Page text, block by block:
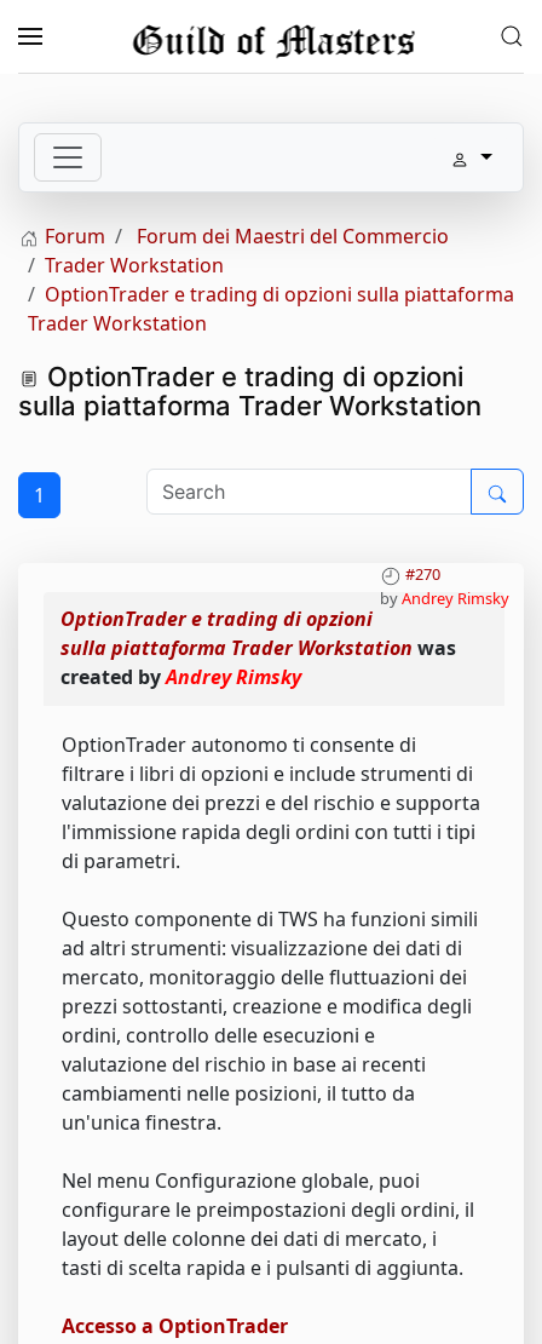
Skip to main content
Forum
Forum dei Maestri del Commercio
Trader Workstation
OptionTrader e trading di opzioni sulla piattaforma
Trader Workstation
OptionTrader e trading di opzioni
sulla piattaforma Trader Workstation
1
#270
byAndrey Rimsky
OptionTrader e trading di opzioni
sulla piattaforma Trader Workstation was
created byAndrey Rimsky
OptionTrader autonomo ti consente di
filtrare i libri di opzioni e include strumenti di
valutazione dei prezzi e del rischio e supporta
l'immissione rapida degli ordini con tutti i tipi
di parametri.
Questo componente di TWS ha funzioni simili
ad altri strumenti: visualizzazione dei dati di
mercato, monitoraggio delle fluttuazioni dei
prezzi sottostanti, creazione e modifica degli
ordini, controllo delle esecuzioni e
valutazione del rischio in base ai recenti
cambiamenti nelle posizioni, il tutto da
un'unica finestra.
Nel menu Configurazione globale, puoi
configurare le preimpostazioni degli ordini, il
layout delle colonne dei dati di mercato, i
tasti di scelta rapida e i pulsanti di aggiunta.
Accesso a OptionTrader